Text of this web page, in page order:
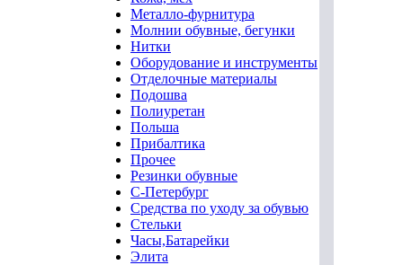
Металло-фурнитура
Молнии обувные, бегунки
Нитки
Оборудование и инструменты
Отделочные материалы
Подошва
Полиуретан
Польша
Прибалтика
Прочее
Резинки обувные
С-Петербург
Средства по уходу за обувью
Стельки
Часы,Батарейки
Элита